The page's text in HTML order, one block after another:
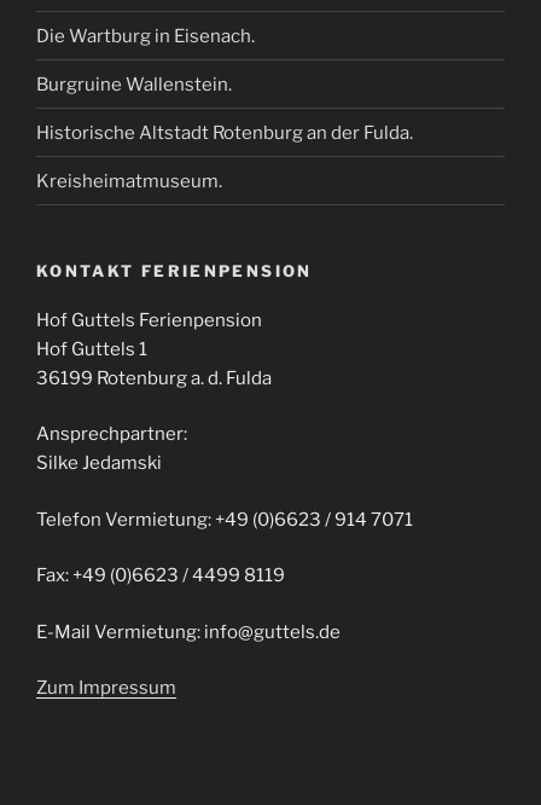
Die Wartburg in Eisenach.
Burgruine Wallenstein.
Historische Altstadt Rotenburg an der Fulda.
Kreisheimatmuseum.
KONTAKT FERIENPENSION
Hof Guttels Ferienpension
Hof Guttels 1
36199 Rotenburg a. d. Fulda
Ansprechpartner:
Silke Jedamski
Telefon Vermietung: +49 (0)6623 / 914 7071
Fax: +49 (0)6623 / 4499 8119
E-Mail Vermietung: info@guttels.de
Zum Impressum